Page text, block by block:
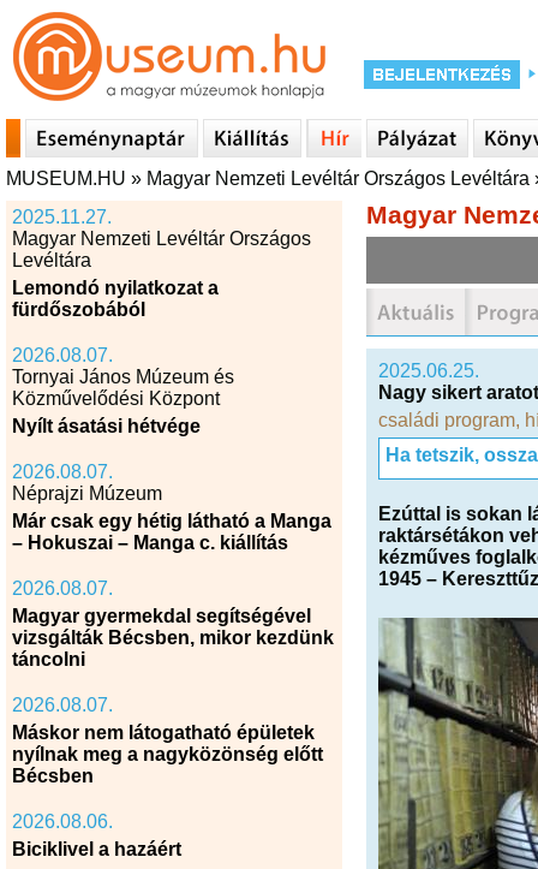
MUSEUM.HU » Magyar Nemzeti Levéltár Országos Levéltára
2025.11.27.
Magyar Nemzeti Levéltár Országos
Levéltára
Lemondó nyilatkozat a
fürdőszobából
2026.08.07.
Tornyai János Múzeum és
Közművelődési Központ
Nyílt ásatási hétvége
2026.08.07.
Néprajzi Múzeum
Már csak egy hétig látható a Manga
– Hokuszai – Manga c. kiállítás
2026.08.07.
Magyar gyermekdal segítségével
vizsgálták Bécsben, mikor kezdünk
táncolni
2026.08.07.
Máskor nem látogatható épületek
nyílnak meg a nagyközönség előtt
Bécsben
2026.08.06.
Biciklivel a hazáért
Magyar
2025.06.25.
Nagy sikert
családi program,
Ha tetszik,
Ezúttal is sokan
raktársétákon
kézműves
1945 –